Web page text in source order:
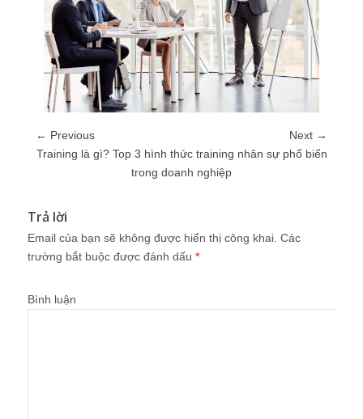
← Previous
Next →
Training là gì? Top 3 hình thức training nhân sự phổ biến
trong doanh nghiệp
Trả lời
Email của bạn sẽ không được hiển thị công khai. Các
trường bắt buộc được đánh dấu *
Bình luận